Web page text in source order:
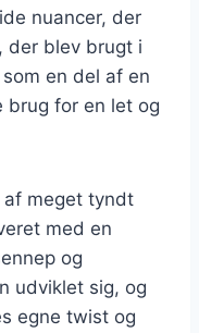
nuancer, der
der blev brugt i
en del af en
brug for en let og
af meget tyndt
med en
og
udviklet sig, og
egne twist og